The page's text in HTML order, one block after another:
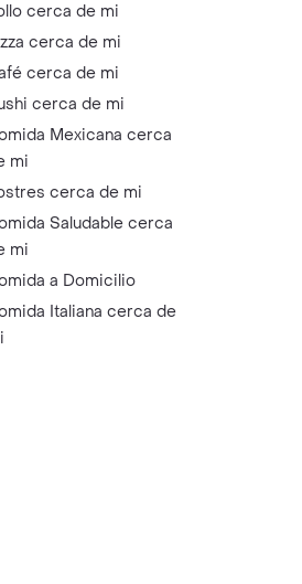
cerca de mi
cerca de mi
cerca de mi
cerca de mi
Mexicana cerca
mi
cerca de mi
Saludable cerca
mi
a Domicilio
Italiana cerca de